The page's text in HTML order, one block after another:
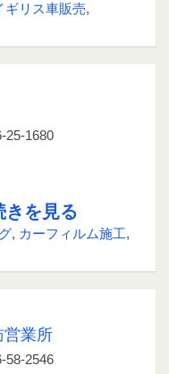
ギリス車販売,
25-1680
きを見る
, カーフィルム施工,
営業所
58-2546